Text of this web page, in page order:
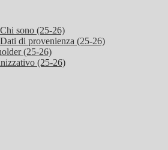
Chi sono (25-26)
Dati di provenienza (25-26)
(25-26)
(25-26)